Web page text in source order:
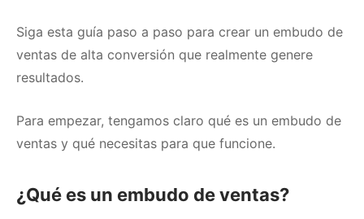
Siga esta guía paso a paso para crear un embudo de
ventas de alta conversión que realmente genere
resultados.
Para empezar, tengamos claro qué es un embudo de
ventas y qué necesitas para que funcione.
¿Qué es un embudo de ventas?